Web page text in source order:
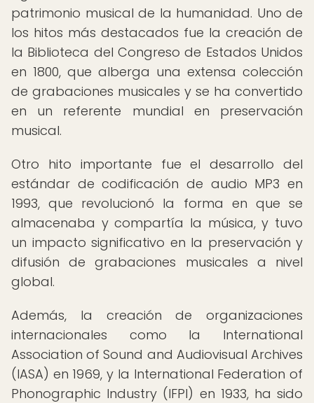
patrimonio musical de la humanidad. Uno de
los hitos más destacados fue la creación de
la Biblioteca del Congreso de Estados Unidos
en 1800, que alberga una extensa colección
de grabaciones musicales y se ha convertido
en un referente mundial en preservación
musical.
Otro hito importante fue el desarrollo del
estándar de codificación de audio MP3 en
1993, que revolucionó la forma en que se
almacenaba y compartía la música, y tuvo
un impacto significativo en la preservación y
difusión de grabaciones musicales a nivel
global.
Además, la creación de organizaciones
internacionales como la International
Association of Sound and Audiovisual Archives
(IASA) en 1969, y la International Federation of
Phonographic Industry (IFPI) en 1933, ha sido